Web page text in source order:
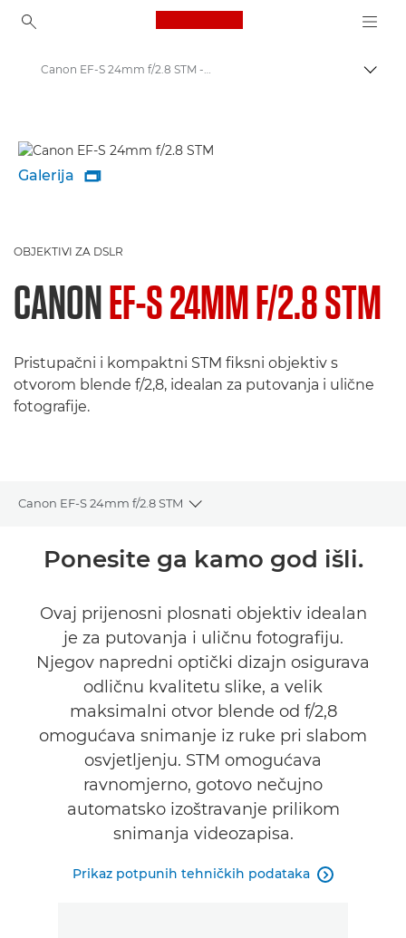
Canon Logo, back to
Canon EF-S 24mm f/2.8 STM - Objektivi - objektivi za kamere i fotoaparate
Galerija 
OBJEKTIVI ZA DSLR
CANONEF-S 24MM F/2.8 STM
Pristupačni i kompaktni STM fiksni objektiv s
otvorom blende f/2,8, idealan za putovanja i ulične
fotografije.
Canon EF-S 24mm f/2.8 STM
Toggle breadcrumbs
PregledPonesite ga kamo god išli.
Ovaj prijenosni plosnati objektiv idealan
je za putovanja i uličnu fotografiju.
Njegov napredni optički dizajn osigurava
odličnu kvalitetu slike, a velik
maksimalni otvor blende od f/2,8
omogućava snimanje iz ruke pri slabom
osvjetljenju. STM omogućava
ravnomjerno, gotovo nečujno
automatsko izoštravanje prilikom
snimanja videozapisa.
Prikaz potpunih tehničkih podataka 